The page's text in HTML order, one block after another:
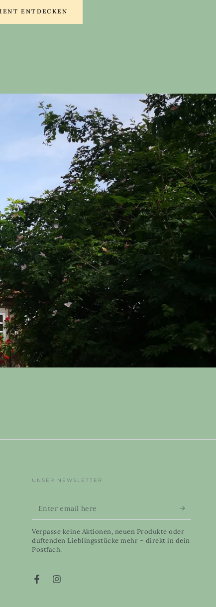
ENTDECKEN
UNSER NEWSLETTER
Enter
email
here
Verpasse keine Aktionen, neuen Produkte oder
duftenden Lieblingsstücke mehr – direkt in dein
Postfach.
FacebookInstagram